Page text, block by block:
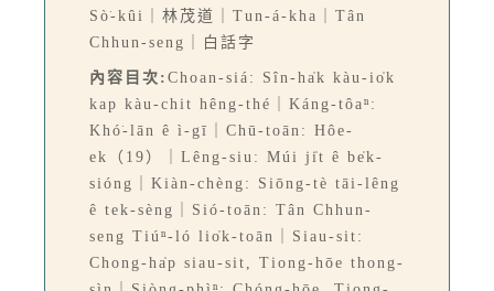
Sò͘-kûi｜林茂道｜Tun-á-kha｜Tân
Chhun-seng｜白話字
內容目次: Choan-siá: Sîn-ha̍k kàu-io̍k
kap kàu-chit hêng-thé｜Káng-tôaⁿ:
Khó͘-lān ê ì-gī｜Chū-toān: Hôe-
ek（19）｜Lêng-siu: Múi ji̍t ê be̍k-
sióng｜Kiàn-chèng: Siōng-tè tāi-lêng
ê tek-sèng｜Sió-toān: Tân Chhun-
seng Tiúⁿ-ló lio̍k-toān｜Siau-sit:
Chong-ha̍p siau-sit, Tiong-hōe thong-